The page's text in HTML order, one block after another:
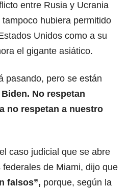
entre Rusia y Ucrania
hubiera permitido
Unidos como a su
el gigante asiático.
pasando, pero se están
No respetan
no respetan a nuestro
caso judicial que se abre
de Miami, dijo que
falsos”, porque, según la